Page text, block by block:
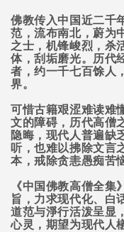
佛教传入中国近二千
范，流布南北，蔚为
之士，机锋峻烈，杀
体，刮垢磨光。历代
者，约一千七百馀人
界。
可惜古籍艰涩难读难
文的障碍，历代高僧
隐晦，现代人普遍缺
听，也难以拂除文言
本，戒除贪恚愚痴苦
《中国佛教高僧全
旨，力求现代化、白
道范与淨行活泼呈显
心灵，期望为现代人